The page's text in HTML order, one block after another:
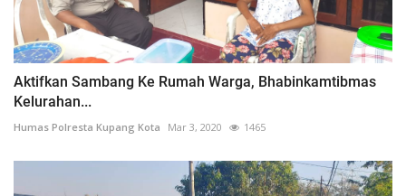
Aktifkan Sambang Ke Rumah Warga, Bhabinkamtibmas
Kelurahan...
Humas Polresta Kupang Kota Mar 3, 2020 1465